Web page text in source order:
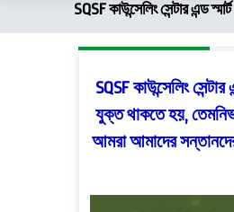
SQSF কাউন্সেলিং সেন্টার এন্ড
SQSF কাউন্সেলিং
যুক্ত থাকতে হয়,
আমরা আমাদের